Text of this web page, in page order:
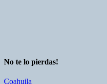
No te lo pierdas!
Coahuila